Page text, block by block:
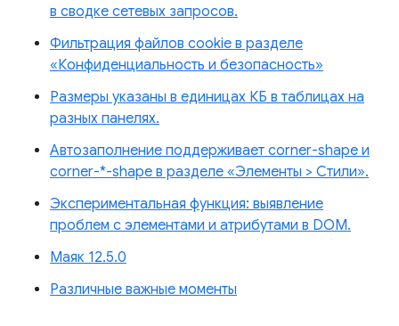
в сводке сетевых запросов.
Фильтрация файлов cookie в разделе
«Конфиденциальность и безопасность»
Размеры указаны в единицах КБ в таблицах на
разных панелях.
Автозаполнение поддерживает corner-shape и
corner-*-shape в разделе «Элементы > Стили».
Экспериментальная функция: выявление
проблем с элементами и атрибутами в DOM.
Маяк 12.5.0
Различные важные моменты